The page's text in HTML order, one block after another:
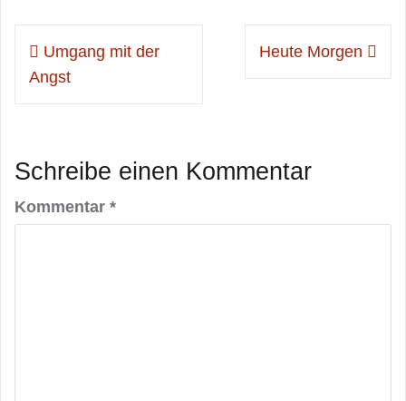
Beitragsnavigation
Umgang mit der
Angst
Heute Morgen
Schreibe einen Kommentar
Kommentar *